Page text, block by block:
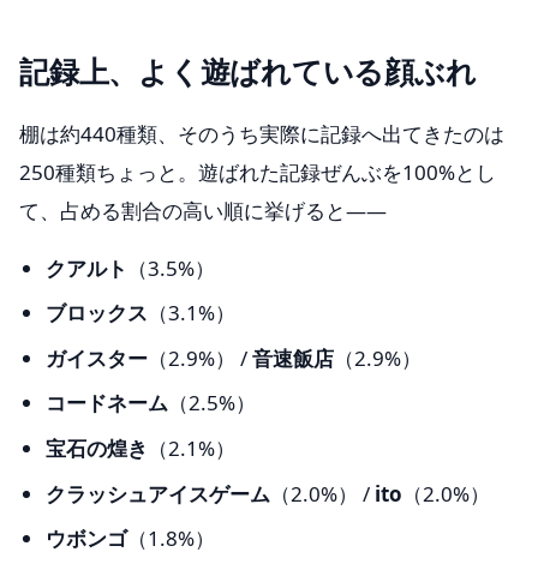
記録上、よく遊ばれている顔ぶれ
棚は約440種類、そのうち実際に記録へ出てきたのは
250種類ちょっと。遊ばれた記録ぜんぶを100%とし
て、占める割合の高い順に挙げると——
クアルト
（3.5%）
ブロックス （3.1%）
ガイスター （2.9%） /音速飯店 （2.9%）
コードネーム （2.5%）
宝石の煌き
（2.1%）
クラッシュアイスゲーム （2.0%） / ito （2.0%）
ウボンゴ（1.8%）